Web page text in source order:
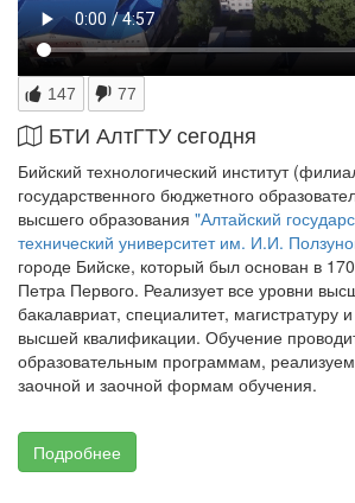
147 77
БТИ АлтГТУ сегодня
Бийский технологический институт
государственного бюджетного
высшего образования "Алтайский
технический университет им. И.И.
городе Бийске, который был основан в
Петра Первого. Реализует все уровни
бакалавриат, специалитет, магистратуру
высшей квалификации. Обучение
образовательным программам,
заочной и заочной формам обучения.
Подробнее